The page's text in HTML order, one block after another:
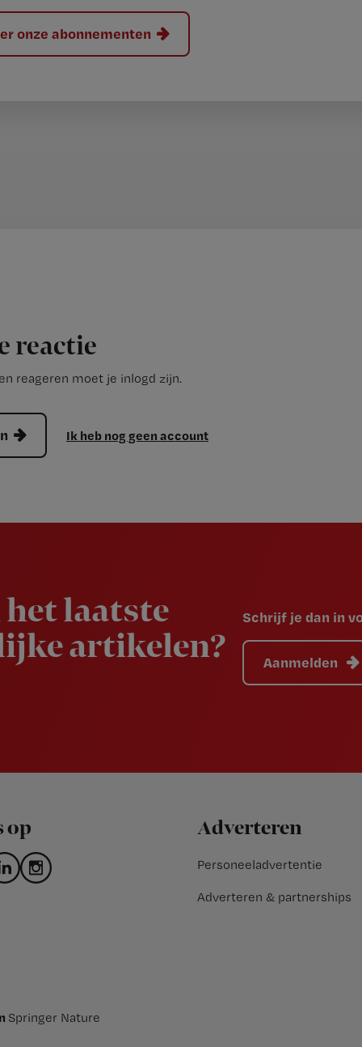
onze abonnementen
reactie
reageren moet je inlogd zijn.
Ik heb nog geen account
laatste
artikelen?
Schrijf je dan in
Aanmelden
op Adverteren
Personeeladvertentie
Adverteren & partnerships
Springer Nature